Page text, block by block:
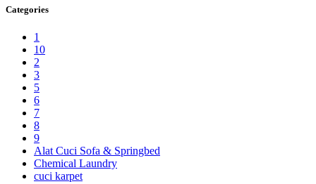
Categories
1
10
2
3
5
6
7
8
9
Alat Cuci Sofa & Springbed
Chemical Laundry
cuci karpet